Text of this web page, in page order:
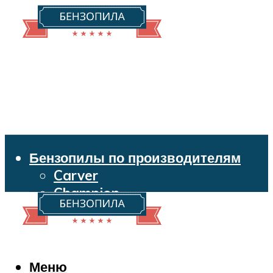
Бензопилы по производителям
Carver
Champion
Echo
Husqvarna
Makita
Меню